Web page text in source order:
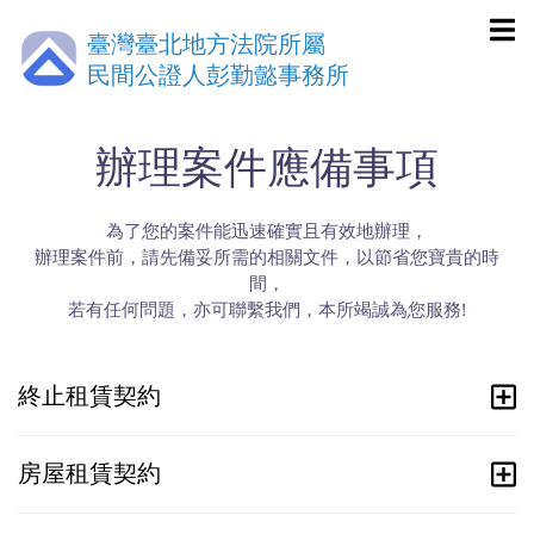
臺灣臺北地方法院所屬
民間公證人彭勤懿事務所
辦理案件應備事項
為了您的案件能迅速確實且有效地辦理，
辦理案件前，請先備妥所需的相關文件，以節省您寶貴的時
間，
若有任何問題，亦可聯繫我們，本所竭誠為您服務!
終止租賃契約
房屋租賃契約